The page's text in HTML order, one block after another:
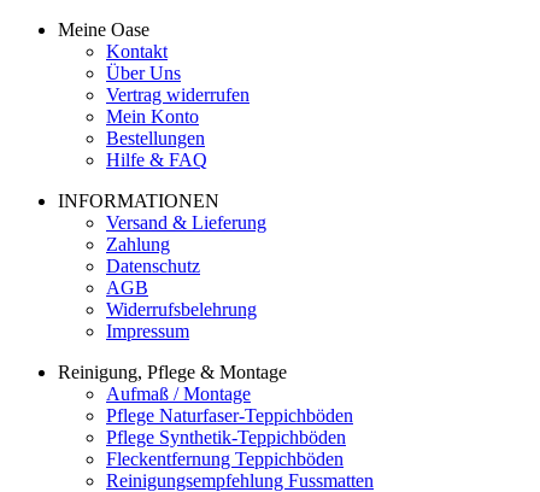
Meine Oase
Kontakt
Über Uns
Vertrag widerrufen
Mein Konto
Bestellungen
Hilfe & FAQ
INFORMATIONEN
Versand & Lieferung
Zahlung
Datenschutz
AGB
Widerrufsbelehrung
Impressum
Reinigung, Pflege & Montage
Aufmaß / Montage
Pflege Naturfaser-Teppichböden
Pflege Synthetik-Teppichböden
Fleckentfernung Teppichböden
Reinigungsempfehlung Fussmatten